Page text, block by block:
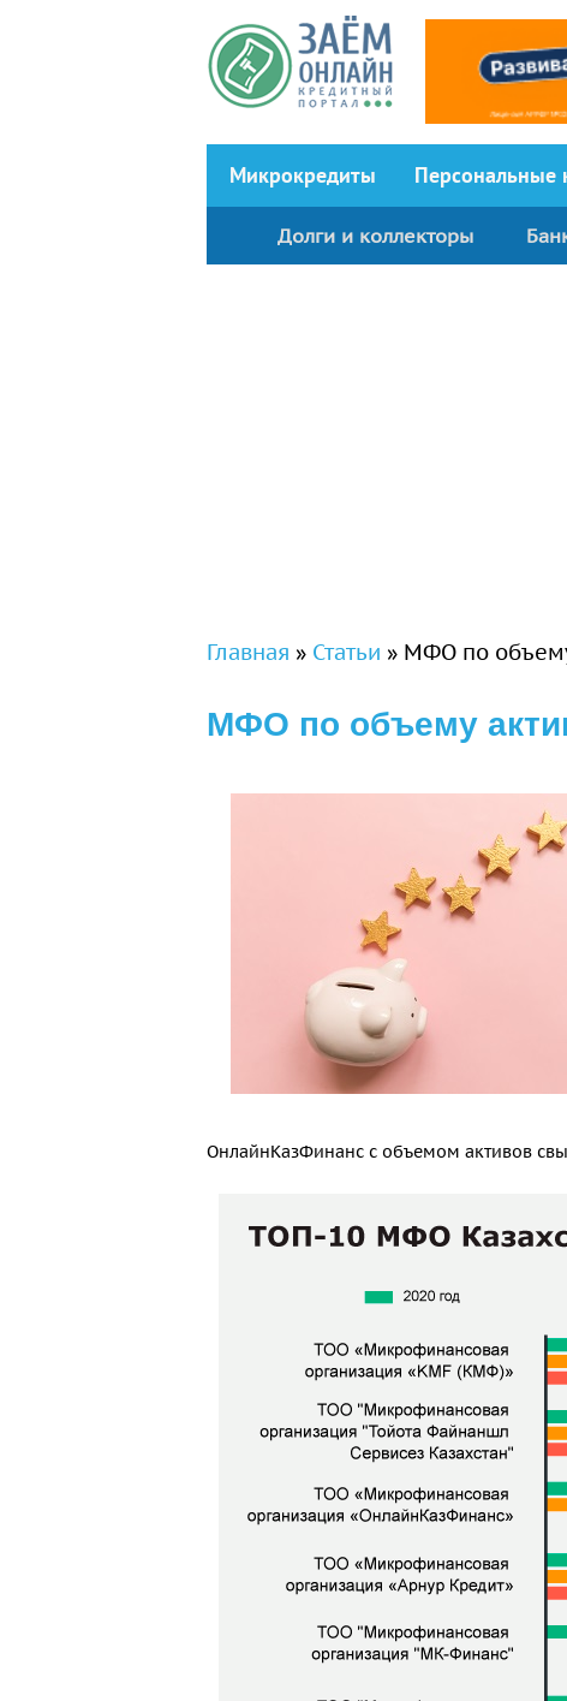
Микрокредиты Персональныe
Долги и коллекторы
Вы здесь
Главная » Статьи » МФО по
МФО по объему
ОнлайнКазФинанс с объемом активов